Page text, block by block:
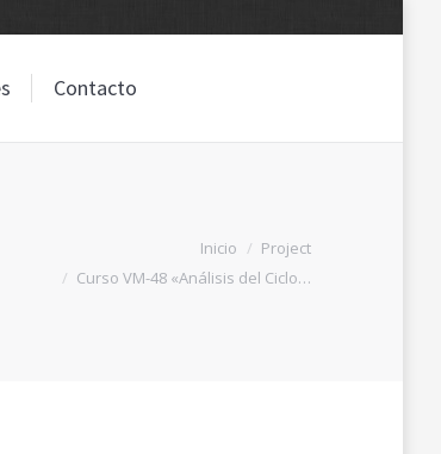
Contacto
Inicio
Project
Curso VM-48 «Análisis del Ciclo…